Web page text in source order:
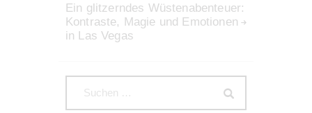
Ein glitzerndes Wüstenabenteuer:
Kontraste, Magie und Emotionen
in Las Vegas